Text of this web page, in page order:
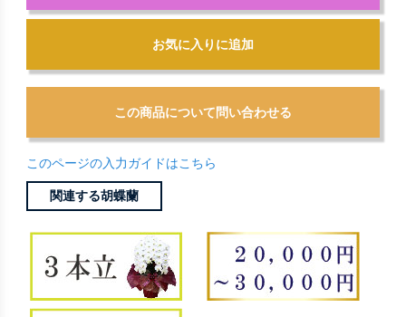
お気に入りに追加
このページの入力ガイドはこちら
関連する胡蝶蘭